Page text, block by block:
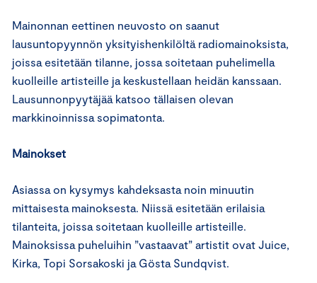
Mainonnan eettinen neuvosto on saanut
lausuntopyynnön yksityishenkilöltä radiomainoksista,
joissa esitetään tilanne, jossa soitetaan puhelimella
kuolleille artisteille ja keskustellaan heidän kanssaan.
Lausunnonpyytäjää katsoo tällaisen olevan
markkinoinnissa sopimatonta.
Mainokset
Asiassa on kysymys kahdeksasta noin minuutin
mittaisesta mainoksesta. Niissä esitetään erilaisia
tilanteita, joissa soitetaan kuolleille artisteille.
Mainoksissa puheluihin ”vastaavat” artistit ovat Juice,
Kirka, Topi Sorsakoski ja Gösta Sundqvist.